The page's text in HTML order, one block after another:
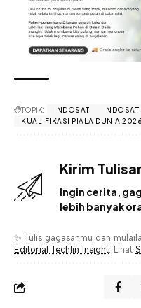
TOPIK: INDOSAT
KUALIFIKASI PIALA DUNIA 2026
Kirim
Ingin cerita,
lebih banyak
✨ Tulis gagasanmu dan
Editorial Techfin Insight. Lihat